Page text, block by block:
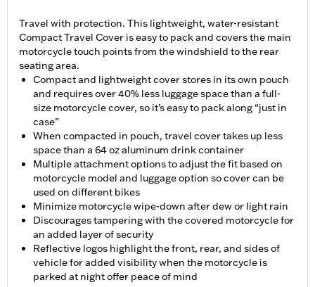
Travel with protection. This lightweight, water-resistant
Compact Travel Cover is easy to pack and covers the main
motorcycle touch points from the windshield to the rear
seating area.
Compact and lightweight cover stores in its own pouch
and requires over 40% less luggage space than a full-
size motorcycle cover, so it’s easy to pack along “just in
case”
When compacted in pouch, travel cover takes up less
space than a 64 oz aluminum drink container
Multiple attachment options to adjust the fit based on
motorcycle model and luggage option so cover can be
used on different bikes
Minimize motorcycle wipe-down after dew or light rain
Discourages tampering with the covered motorcycle for
an added layer of security
Reflective logos highlight the front, rear, and sides of
vehicle for added visibility when the motorcycle is
parked at night offer peace of mind